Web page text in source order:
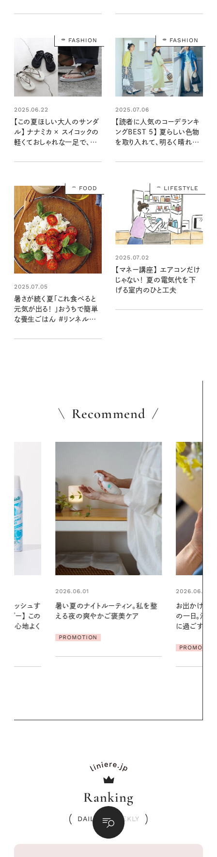
FASHION
2025.06.22
【この夏ほしい大人のサンダ
ル】 ナナミカ × スイコックの
軽くておしゃれな一足で、夏
FASHION
2025.07.06
【読者に人気のコーデランキ
ングBEST 5】 夏らしい色物
を取り入れて、明るく晴れや
号
FOOD
2025.07.05
暑さが続く夏「これ食べると
元気が出る！ 」おうちで簡単
な養生ごはん #リンネル暮
LIFESTYLE
2025.07.02
【マネー講座】 エアコンだけ
じゃない！ 夏の電気代を下
げる室内のひと工夫
Recommend
ン。私を整
ケア
2026.06.01
お出かけ前のひと手間で変わる、夏
の一日。汗ばむ季節を「ごきげん」
2026.07.21
発・ベーリングの
リーとの重
Ranking
DAILY / WEEKLY